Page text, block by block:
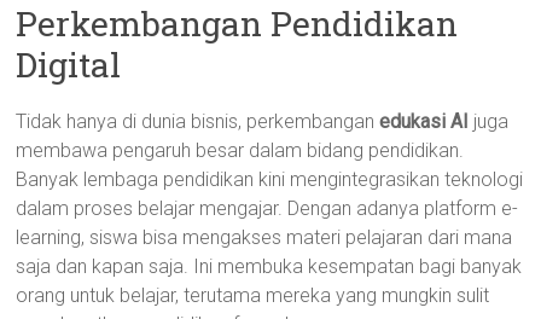
Perkembangan Pendidikan
Digital
Tidak hanya di dunia bisnis, perkembanganedukasi AI juga
membawa pengaruh besar dalam bidang pendidikan.
Banyak lembaga pendidikan kini mengintegrasikan teknologi
dalam proses belajar mengajar. Dengan adanya platform e-
learning, siswa bisa mengakses materi pelajaran dari mana
saja dan kapan saja. Ini membuka kesempatan bagi banyak
orang untuk belajar, terutama mereka yang mungkin sulit